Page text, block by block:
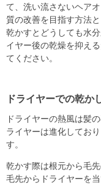
て、洗い流さないヘア
質の改善を目指す方法
乾かすとどうしても水
イヤー後の乾燥を抑え
てください。
ドライヤーでの乾か
ドライヤーの熱風は髪
ライヤーは進化してお
す。
乾かす際は根元から毛
毛先からドライヤーを